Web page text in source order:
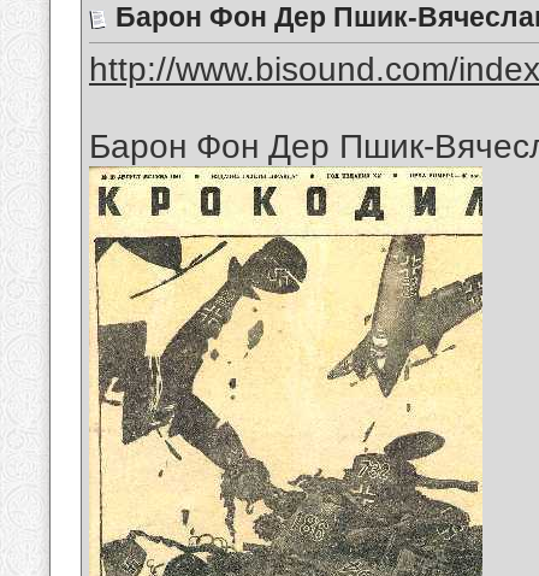
Барон Фон Дер Пшик-
http://www.bisound.com/
Барон Фон Дер Пшик-